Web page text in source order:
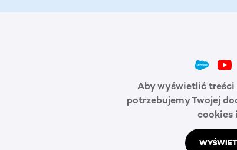
Aby wyświetlić treści
potrzebujemy Twojej
cookies